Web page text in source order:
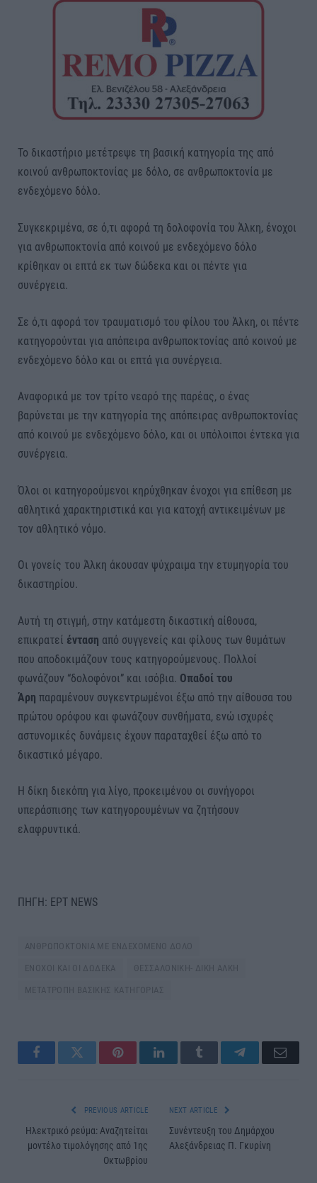
Το δικαστήριο μετέτρεψε τη βασική κατηγορία της από
κοινού ανθρωποκτονίας με δόλο, σε ανθρωποκτονία με
ενδεχόμενο δόλο.
Συγκεκριμένα, σε ό,τι αφορά τη δολοφονία του Άλκη, ένοχοι
για ανθρωποκτονία από κοινού με ενδεχόμενο δόλο
κρίθηκαν οι επτά εκ των δώδεκα και οι πέντε για
συνέργεια.
Σε ό,τι αφορά τον τραυματισμό του φίλου του Άλκη, οι πέντε
κατηγορούνται για απόπειρα ανθρωποκτονίας από κοινού με
ενδεχόμενο δόλο και οι επτά για συνέργεια.
Αναφορικά με τον τρίτο νεαρό της παρέας, ο ένας
βαρύνεται με την κατηγορία της απόπειρας ανθρωποκτονίας
από κοινού με ενδεχόμενο δόλο, και οι υπόλοιποι έντεκα για
συνέργεια.
Όλοι οι κατηγορούμενοι κηρύχθηκαν ένοχοι για επίθεση με
αθλητικά χαρακτηριστικά και για κατοχή αντικειμένων με
τον αθλητικό νόμο.
Οι γονείς του Άλκη άκουσαν ψύχραιμα την ετυμηγορία του
δικαστηρίου.
Αυτή τη στιγμή, στην κατάμεστη δικαστική αίθουσα,
επικρατεί ένταση από συγγενείς και φίλους των θυμάτων
που αποδοκιμάζουν τους κατηγορούμενους. Πολλοί
φωνάζουν “δολοφόνοι” και ισόβια. Οπαδοί του
Άρη παραμένουν συγκεντρωμένοι έξω από την αίθουσα του
πρώτου ορόφου και φωνάζουν συνθήματα, ενώ ισχυρές
αστυνομικές δυνάμεις έχουν παραταχθεί έξω από το
δικαστικό μέγαρο.
Η δίκη διεκόπη για λίγο, προκειμένου οι συνήγοροι
υπεράσπισης των κατηγορουμένων να ζητήσουν
ελαφρυντικά.
ΠΗΓΗ: ΕΡΤ NEWS
ΑΝΘΡΩΠΟΚΤΟΝΙΑ ΜΕ ΕΝΔΕΧΟΜΕΝΟ ΔΟΛΟ
ΕΝΟΧΟΙ ΚΑΙ ΟΙ ΔΩΔΕΚΑ ΘΕΣΣΑΛΟΝΙΚΗ- ΔΙΚΗ ΑΛΚΗ
ΜΕΤΑΤΡΟΠΗ ΒΑΣΙΚΗΣ ΚΑΤΗΓΟΡΙΑΣ
FacebookTwitter PinterestLinkedInTumblr TelegramEmail
PREVIOUS ARTICLE
Ηλεκτρικό ρεύμα: Αναζητείται
μοντέλο τιμολόγησης από 1ης
Οκτωβρίου
NEXT ARTICLE
Συνέντευξη του Δημάρχου
Αλεξάνδρειας Π. Γκυρίνη